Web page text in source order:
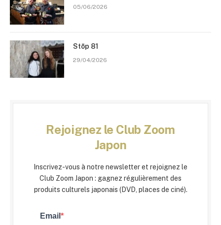
05/06/2026
Stōp 81
29/04/2026
Rejoignez le Club Zoom
Japon
Inscrivez-vous à notre newsletter et rejoignez le
Club Zoom Japon : gagnez régulièrement des
produits culturels japonais (DVD, places de ciné).
Email